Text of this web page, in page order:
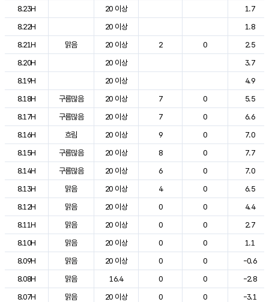
8.23H
20 이상
1.7
8.22H
20 이상
1.8
8.21H
맑음 20 이상 2 0
2.5
8.20H
20 이상
3.7
8.19H
20 이상
4.9
8.18H
구름많음 20 이상 7 0
5.5
8.17H
구름많음 20 이상 7 0
6.6
8.16H
흐림 20 이상 9 0
7.0
8.15H
구름많음 20 이상 8 0
7.7
8.14H
구름많음 20 이상 6 0
7.0
8.13H
맑음 20 이상 4 0
6.5
8.12H
맑음 20 이상 0 0
4.4
8.11H
맑음 20 이상 0 0
2.7
8.10H
맑음 20 이상 0 0
1.1
8.09H
맑음 20 이상 0 0
-0.6
8.08H
맑음 16.4 0 0
-2.8
8.07H
맑음 20 이상 0 0
-3.1